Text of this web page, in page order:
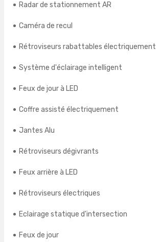
Radar de stationnement AR
Caméra de recul
Rétroviseurs rabattables électriquement
Système d'éclairage intelligent
Feux de jour à LED
Coffre assisté électriquement
Jantes Alu
Rétroviseurs dégivrants
Feux arrière à LED
Rétroviseurs électriques
Eclairage statique d'intersection
Feux de jour